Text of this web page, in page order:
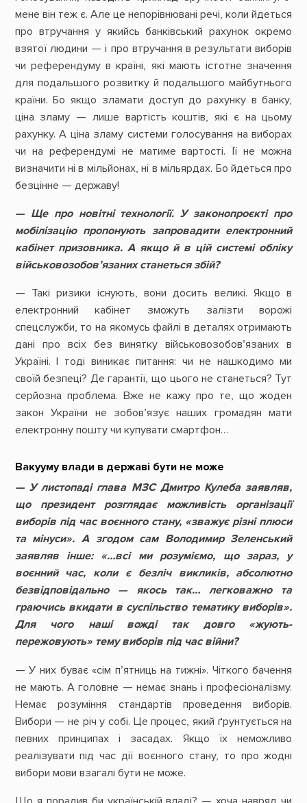
мене він теж є. Але це непорівнювані речі, коли йдеться
про втручання у якийсь банківський рахунок окремо
взятої людини — і про втручання в результати виборів
чи референдуму в країні, які мають істотне значення
для подальшого розвитку й подальшого майбутнього
країни. Бо якщо зламати доступ до рахунку в банку,
ціна зламу — лише вартість коштів, які є на цьому
рахунку. А ціна зламу системи голосування на виборах
чи на референдумі не матиме вартості. Її не можна
визначити ні в мільйонах, ні в мільярдах. Бо йдеться про
безцінне — державу!
— Ще про новітні технології. У законопроєкті про
мобілізацію пропонують запровадити електронний
кабінет призовника. А якщо й в цій системі обліку
військовозобов’язаних станеться збій?
— Такі ризики існують, вони досить великі. Якщо в
електронний кабінет зможуть залізти ворожі
спецслужби, то на якомусь файлі в деталях отримають
дані про всіх без винятку військовозобов’язаних в
Україні. І тоді виникає питання: чи не нашкодимо ми
своїй безпеці? Де гарантії, що цього не станеться? Тут
серйозна проблема. Вже не кажу про те, що жоден
закон України не зобов’язує наших громадян мати
електронну пошту чи купувати смартфон…
Вакууму влади в державі бути не може
— У листопаді глава МЗС Дмитро Кулеба заявляв,
що президент розглядає можливість організації
виборів під час воєнного стану, «зважує різні плюси
та мінуси». А згодом сам Володимир Зеленський
заявляв інше: «…всі ми розуміємо, що зараз, у
воєнний час, коли є безліч викликів, абсолютно
безвідповідально — якось так… легковажно та
граючись вкидати в суспільство тематику виборів».
Для чого наші вожді так довго «жують-
пережовують» тему виборів під час війни?
— У них буває «сім п’ятниць на тижні». Чіткого бачення
не мають. А головне — немає знань і професіоналізму.
Немає розуміння стандартів проведення виборів.
Вибори — не річ у собі. Це процес, який ґрунтується на
певних принципах і засадах. Якщо їх неможливо
реалізувати під час дії воєнного стану, то про жодні
вибори мови взагалі бути не може.